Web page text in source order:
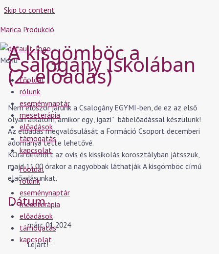
Skip to content
Marica Produkció
Menu
főoldal
rólunk
eseménynaptár
meseterápia
előadások
támogatás
kapcsolat
főoldal
rólunk
eseménynaptár
meseterápia
előadások
támogatás
kapcsolat
A kisgömböc a
Csalogány Iskolában
(2. előadás)
Nem először járunk a Csalogány EGYMI-ben, de ez az első
olyan alkalom, amikor egy „igazi” bábelőadással készülünk!
Az előadás megvalósulását a Formáció Csoport decemberi
adománya tette lehetővé.
KOra délelőtt az ovis és kissikolás korosztályban játsszuk,
majd 11.00 órakor a nagyobbak láthatják A kisgömböc című
elaőadásunkat.
Dátum
márc 01 2024
Lejárt!